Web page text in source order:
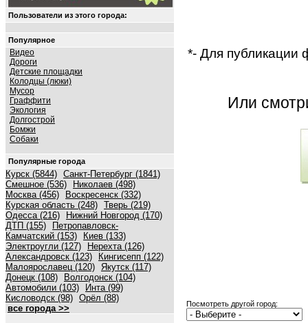
Пользователи из этого города:
Популярное
Видео
Дороги
Детские площадки
Колодцы (люки)
Мусор
Граффити
Экология
Долгострой
Бомжи
Собаки
Популярные города
Курск (5844) Санкт-Петербург (1841)
Смешное (536)
Николаев (498)
Москва (456)
Воскресенск (332)
Курская область (248) Тверь (219)
Одесса (216)
Нижний Новгород (170)
ДТП (155)
Петропавловск-
Камчатский (153)
Киев (133)
Электроугли (127)
Нерехта (126)
Александровск (123)
Кингисепп (122)
Малоярославец (120) Якутск (117)
Донецк (108)
Волгодонск (104)
Автомобили (103)
Инта (99)
Кисловодск (98) Орёл (88)
все города >>
*- Для публикации
Или
Посмотреть другой город: